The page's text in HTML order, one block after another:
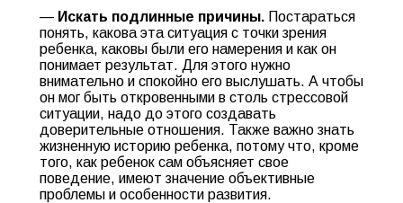
— Искать подлинные причины. Постараться
понять, какова эта ситуация с точки зрения
ребенка, каковы были его намерения и как он
понимает результат. Для этого нужно
внимательно и спокойно его выслушать. А чтобы
он мог быть откровенными в столь стрессовой
ситуации, надо до этого создавать
доверительные отношения. Также важно знать
жизненную историю ребенка, потому что, кроме
того, как ребенок сам объясняет свое
поведение, имеют значение объективные
проблемы и особенности развития.